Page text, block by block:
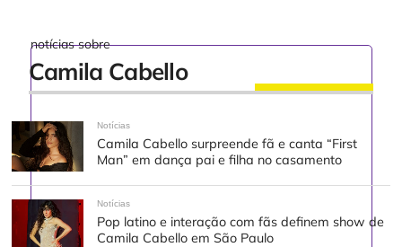
notícias sobre
Camila Cabello
Notícias
Camila Cabello surpreende fã e canta “First
Man” em dança pai e filha no casamento
Notícias
Pop latino e interação com fãs definem show de
Camila Cabello em São Paulo